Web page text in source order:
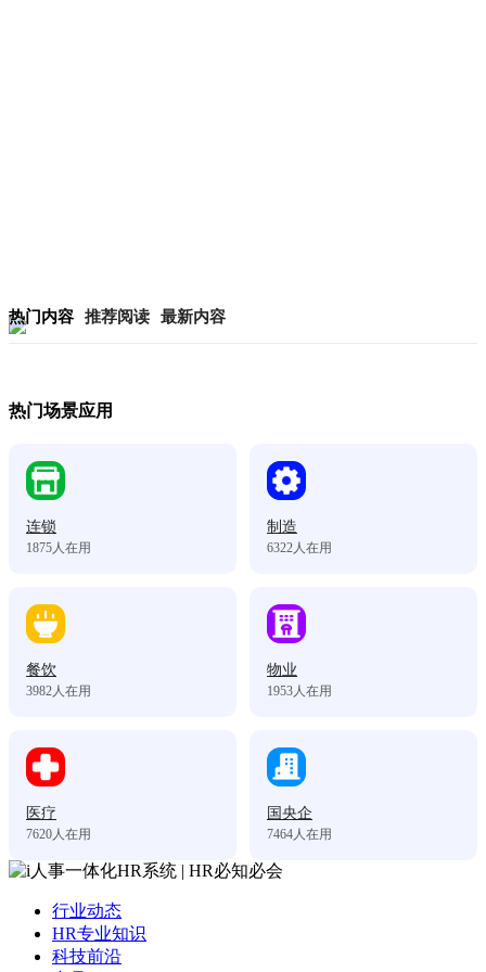
热门内容 推荐阅读 最新内容
热门场景应用
连锁
1875 人在用
制造
6322 人在用
餐饮
3982 人在用
物业
1953 人在用
医疗
7620 人在用
国央企
7464 人在用
行业动态
HR专业知识
科技前沿